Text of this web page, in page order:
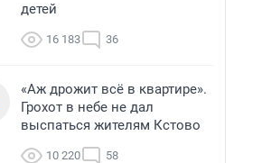
детей
16 183 36
«Аж дрожит всё в квартире».
Грохот в небе не дал
выспаться жителям Кстово
10 220 58